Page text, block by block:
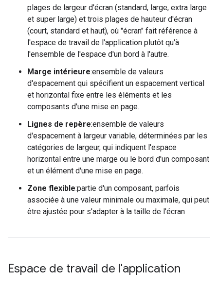
plages de largeur d'écran (standard, large, extra large
et super large) et trois plages de hauteur d'écran
(court, standard et haut), où "écran" fait référence à
l'espace de travail de l'application plutôt qu'à
l'ensemble de l'espace d'un bord à l'autre.
Marge intérieure:ensemble de valeurs
d'espacement qui spécifient un espacement vertical
et horizontal fixe entre les éléments et les
composants d'une mise en page.
Lignes de repère:ensemble de valeurs
d'espacement à largeur variable, déterminées par les
catégories de largeur, qui indiquent l'espace
horizontal entre une marge ou le bord d'un composant
et un élément d'une mise en page.
Zone flexible:partie d'un composant, parfois
associée à une valeur minimale ou maximale, qui peut
être ajustée pour s'adapter à la taille de l'écran
Espace de travail de l'application